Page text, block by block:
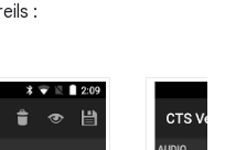
: